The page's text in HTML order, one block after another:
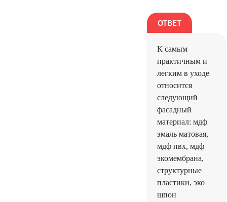
К самым
практичным и
легким в уходе
относится
следующий
фасадный
материал: мдф
эмаль матовая,
мдф пвх, мдф
экомембрана,
структурные
пластики, эко
шпон